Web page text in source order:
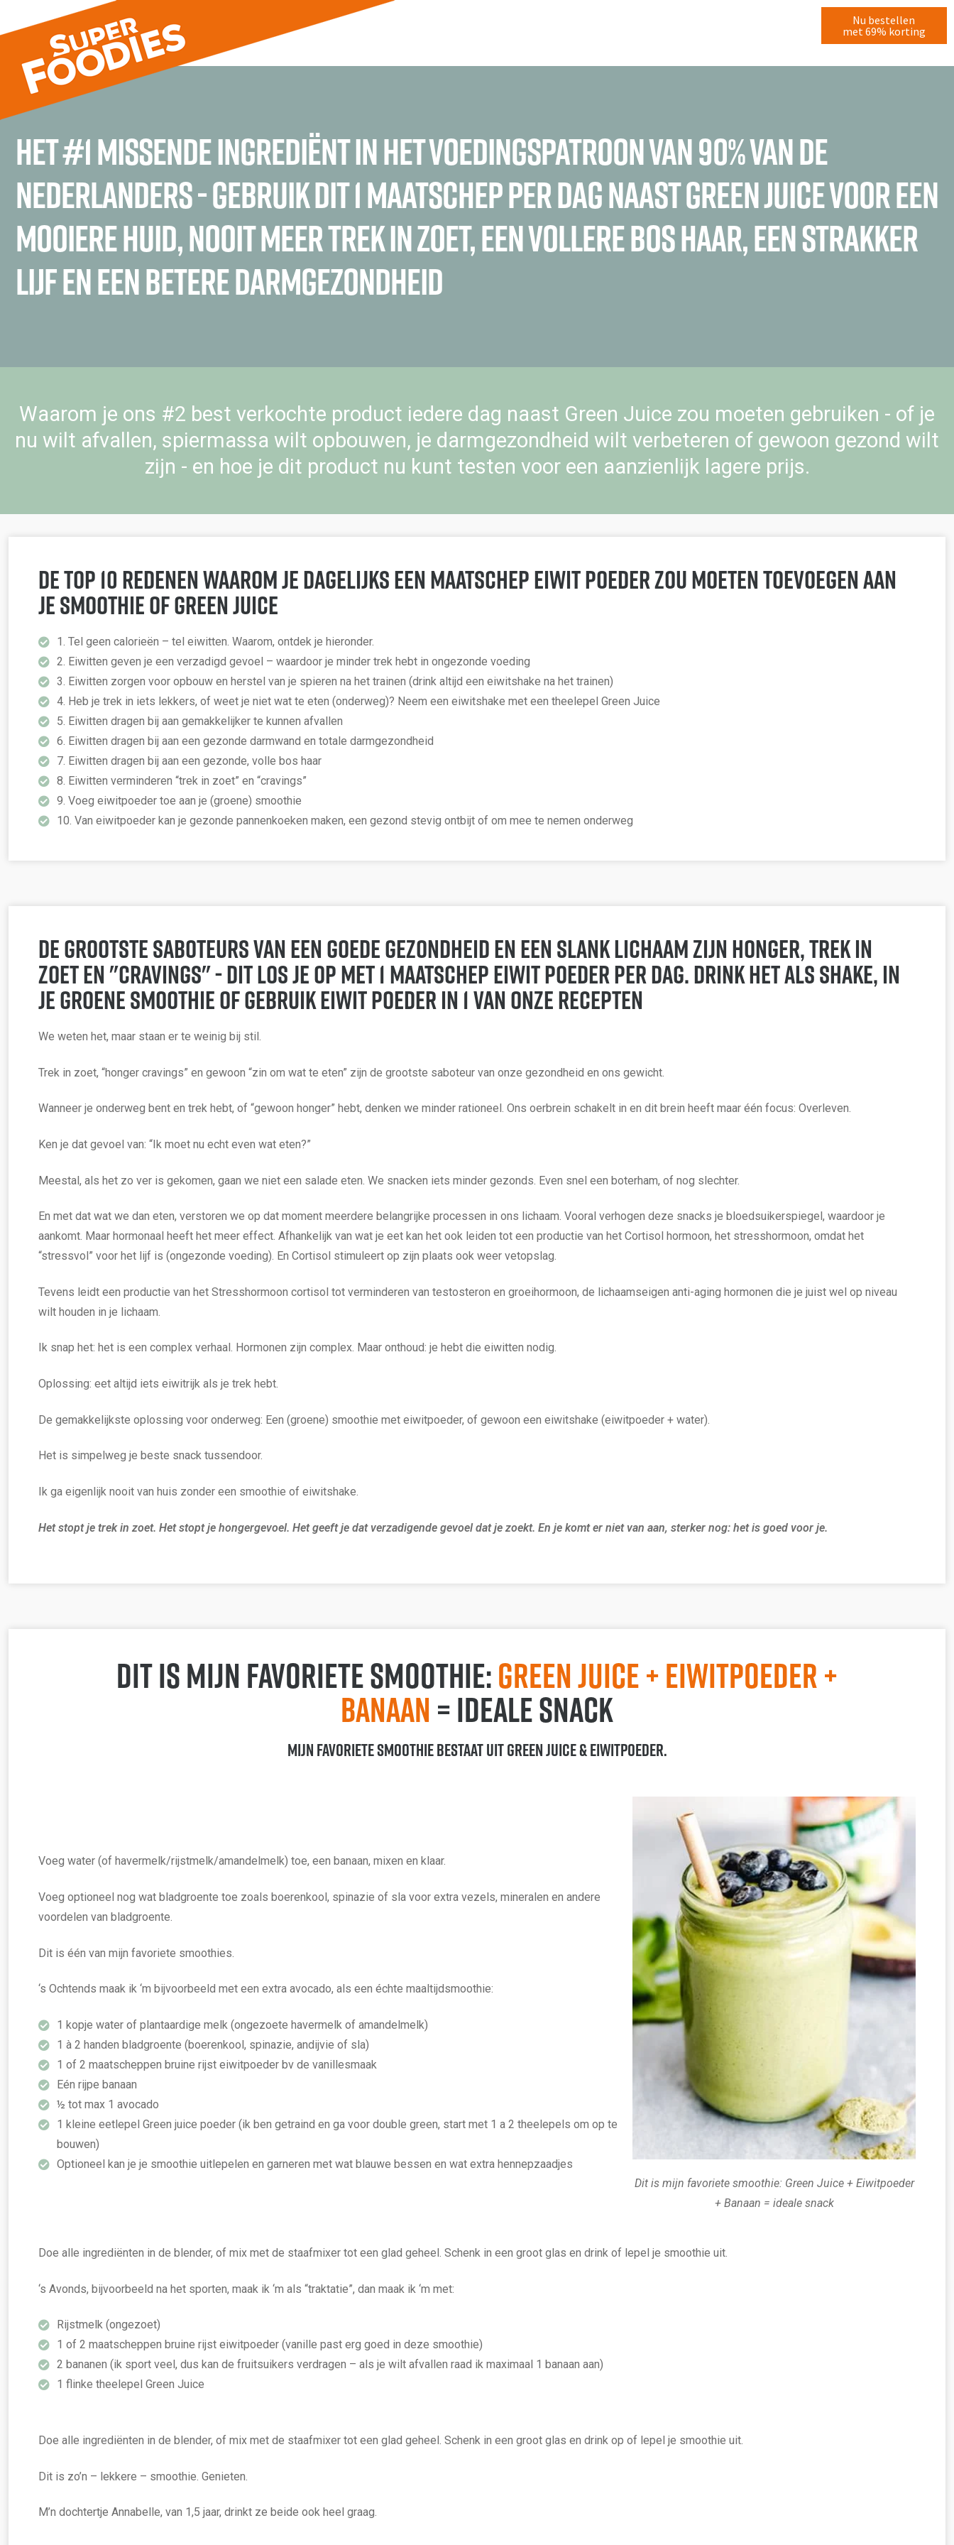
Nu bestellen
met 69% korting
Het #1 missende ingrediënt in het voedingspatroon van 90% van de
Nederlanders - gebruik dit 1 maatschep per dag naast Green Juice voor een
mooiere huid, nooit meer trek in zoet, een vollere bos haar, een strakker
lijf en een betere darmgezondheid
Waarom je ons #2 best verkochte product iedere dag naast Green Juice zou moeten gebruiken - of je
nu wilt afvallen, spiermassa wilt opbouwen, je darmgezondheid wilt verbeteren of gewoon gezond wilt
zijn - en hoe je dit product nu kunt testen voor een aanzienlijk lagere prijs.
De top 10 redenen waarom je dagelijks een maatschep eiwit poeder zou moeten toevoegen aan
je smoothie of Green Juice
1. Tel geen calorieën – tel eiwitten. Waarom, ontdek je hieronder.
2. Eiwitten geven je een verzadigd gevoel – waardoor je minder trek hebt in ongezonde voeding
3. Eiwitten zorgen voor opbouw en herstel van je spieren na het trainen (drink altijd een eiwitshake na het trainen)
4. Heb je trek in iets lekkers, of weet je niet wat te eten (onderweg)? Neem een eiwitshake met een theelepel Green Juice
5. Eiwitten dragen bij aan gemakkelijker te kunnen afvallen
6. Eiwitten dragen bij aan een gezonde darmwand en totale darmgezondheid
7. Eiwitten dragen bij aan een gezonde, volle bos haar
8. Eiwitten verminderen “trek in zoet” en “cravings”
9. Voeg eiwitpoeder toe aan je (groene) smoothie
10. Van eiwitpoeder kan je gezonde pannenkoeken maken, een gezond stevig ontbijt of om mee te nemen onderweg
De grootste saboteurs van een goede gezondheid en een slank lichaam zijn honger, trek in
zoet en "cravings" - dit los je op met 1 maatschep eiwit poeder per dag. Drink het als shake, in
je groene smoothie of gebruik eiwit poeder in 1 van onze recepten
We weten het, maar staan er te weinig bij stil.
Trek in zoet, “honger cravings” en gewoon “zin om wat te eten” zijn de grootste saboteur van onze gezondheid en ons gewicht.
Wanneer je onderweg bent en trek hebt, of “gewoon honger” hebt, denken we minder rationeel. Ons oerbrein schakelt in en dit brein heeft maar één focus: Overleven.
Ken je dat gevoel van: “Ik moet nu echt even wat eten?”
Meestal, als het zo ver is gekomen, gaan we niet een salade eten. We snacken iets minder gezonds. Even snel een boterham, of nog slechter.
En met dat wat we dan eten, verstoren we op dat moment meerdere belangrijke processen in ons lichaam. Vooral verhogen deze snacks je bloedsuikerspiegel, waardoor je
aankomt. Maar hormonaal heeft het meer effect. Afhankelijk van wat je eet kan het ook leiden tot een productie van het Cortisol hormoon, het stresshormoon, omdat het
“stressvol” voor het lijf is (ongezonde voeding). En Cortisol stimuleert op zijn plaats ook weer vetopslag.
Tevens leidt een productie van het Stresshormoon cortisol tot verminderen van testosteron en groeihormoon, de lichaamseigen anti-aging hormonen die je juist wel op niveau
wilt houden in je lichaam.
Ik snap het: het is een complex verhaal. Hormonen zijn complex. Maar onthoud: je hebt die eiwitten nodig.
Oplossing: eet altijd iets eiwitrijk als je trek hebt.
De gemakkelijkste oplossing voor onderweg: Een (groene) smoothie met eiwitpoeder, of gewoon een eiwitshake (eiwitpoeder + water).
Het is simpelweg je beste snack tussendoor.
Ik ga eigenlijk nooit van huis zonder een smoothie of eiwitshake.
Het stopt je trek in zoet. Het stopt je hongergevoel. Het geeft je dat verzadigende gevoel dat je zoekt. En je komt er niet van aan, sterker nog: het is goed voor je.
Dit is mijn favoriete smoothie:Green Juice + Eiwitpoeder +
Banaan= ideale snack
Mijn favoriete smoothie bestaat uit Green Juice & eiwitpoeder.
Voeg water (of havermelk/rijstmelk/amandelmelk) toe, een banaan, mixen en klaar.
Voeg optioneel nog wat bladgroente toe zoals boerenkool, spinazie of sla voor extra vezels, mineralen en andere
voordelen van bladgroente.
Dit is één van mijn favoriete smoothies.
‘s Ochtends maak ik ‘m bijvoorbeeld met een extra avocado, als een échte maaltijdsmoothie:
1 kopje water of plantaardige melk (ongezoete havermelk of amandelmelk)
1 à 2 handen bladgroente (boerenkool, spinazie, andijvie of sla)
1 of 2 maatscheppen bruine rijst eiwitpoeder bv de vanillesmaak
Eén rijpe banaan
½ tot max 1 avocado
1 kleine eetlepel Green juice poeder (ik ben getraind en ga voor double green, start met 1 a 2 theelepels om op te
bouwen)
Optioneel kan je je smoothie uitlepelen en garneren met wat blauwe bessen en wat extra hennepzaadjes
Dit is mijn favoriete smoothie: Green Juice + Eiwitpoeder
+ Banaan = ideale snack
Doe alle ingrediënten in de blender, of mix met de staafmixer tot een glad geheel. Schenk in een groot glas en drink of lepel je smoothie uit.
‘s Avonds, bijvoorbeeld na het sporten, maak ik ‘m als “traktatie”, dan maak ik ‘m met:
Rijstmelk (ongezoet)
1 of 2 maatscheppen bruine rijst eiwitpoeder (vanille past erg goed in deze smoothie)
2 bananen (ik sport veel, dus kan de fruitsuikers verdragen – als je wilt afvallen raad ik maximaal 1 banaan aan)
1 flinke theelepel Green Juice
Doe alle ingrediënten in de blender, of mix met de staafmixer tot een glad geheel. Schenk in een groot glas en drink op of lepel je smoothie uit.
Dit is zo’n – lekkere – smoothie. Genieten.
M’n dochtertje Annabelle, van 1,5 jaar, drinkt ze beide ook heel graag.